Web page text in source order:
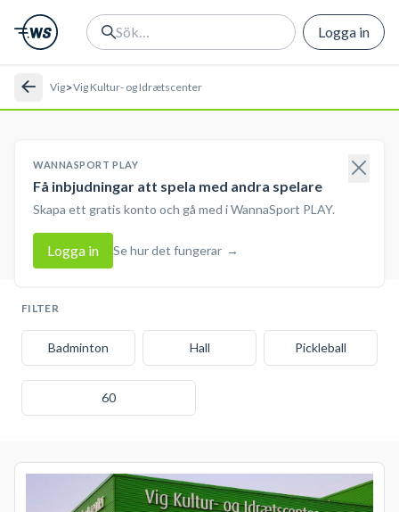
Logga in
Vig>Vig Kultur- og Idrætscenter
WANNASPORT PLAY
Få inbjudningar att spela med andra spelare
Skapa ett gratis konto och gå med i WannaSport PLAY.
Logga in Se hur det fungerar →
FILTER
Badminton Hall Pickleball
60